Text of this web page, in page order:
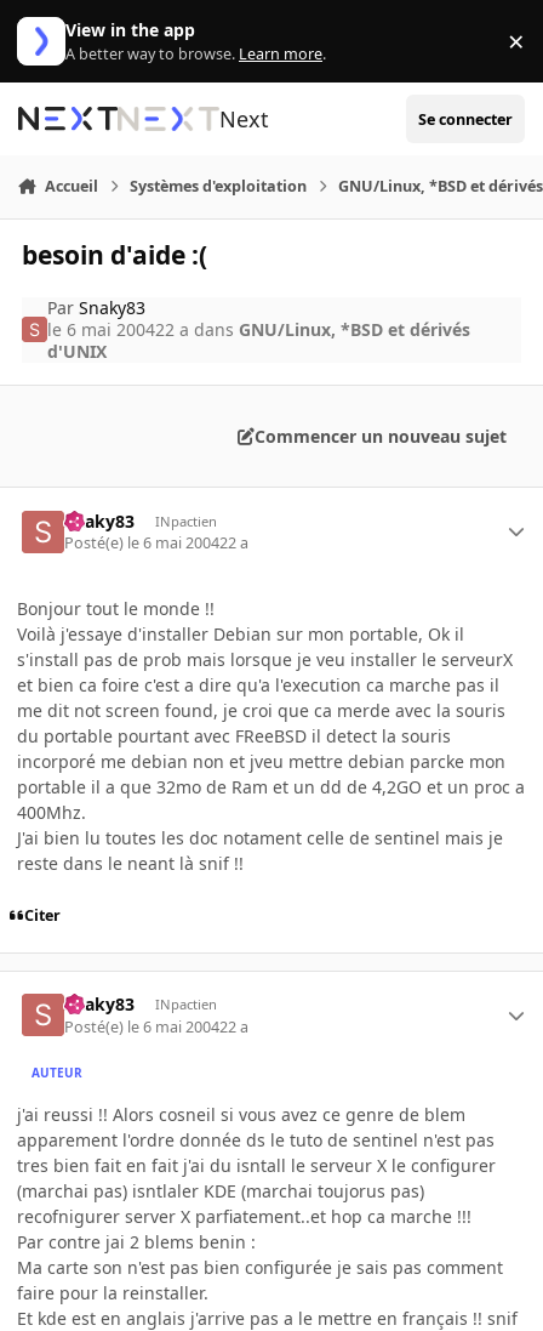
Aller au contenu
View in the app
A better way to browse. Learn more. ×
Next Se connecter
Accueil Systèmes d'exploitation GNU/Linux, *BSD et
besoin d'aide :(
ParSnaky83
le 6 mai 200422 a dans GNU/Linux, *BSD et dérivés
d'UNIX
Commencer un nouveau sujet
Snaky83 INpactien
Posté(e) le 6 mai 200422 a
Bonjour tout le monde !!
Voilà j'essaye d'installer Debian sur mon portable, Ok il
s'install pas de prob mais lorsque je veu installer le serveurX
et bien ca foire c'est a dire qu'a l'execution ca marche pas il
me dit not screen found, je croi que ca merde avec la souris
du portable pourtant avec FReeBSD il detect la souris
incorporé me debian non et jveu mettre debian parcke mon
portable il a que 32mo de Ram et un dd de 4,2GO et un proc a
400Mhz.
J'ai bien lu toutes les doc notament celle de sentinel mais je
reste dans le neant là snif !!
Citer
Snaky83 INpactien
Posté(e) le 6 mai 200422 a
AUTEUR
j'ai reussi !! Alors cosneil si vous avez ce genre de blem
apparement l'ordre donnée ds le tuto de sentinel n'est pas
tres bien fait en fait j'ai du isntall le serveur X le configurer
(marchai pas) isntlaler KDE (marchai toujorus pas)
recofnigurer server X parfiatement..et hop ca marche !!!
Par contre jai 2 blems benin :
Ma carte son n'est pas bien configurée je sais pas comment
faire pour la reinstaller.
Et kde est en anglais j'arrive pas a le mettre en français !! snif